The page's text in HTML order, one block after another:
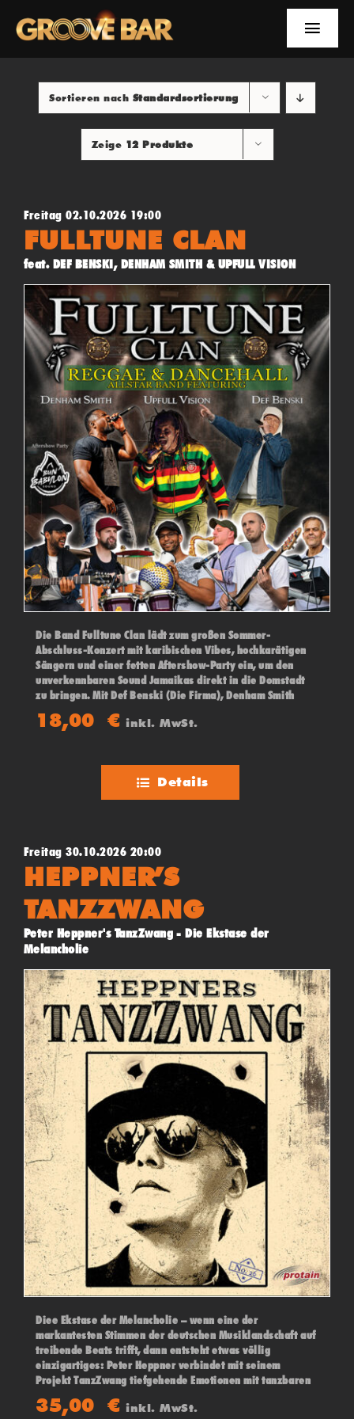
Inhalt
springen
Toggle
EVENTS
NEWS
YOUTUBE
INFOS
SUCHE
FACEBOOK
YOUTUBE
Sortieren nach Standardsortierung
Zeige 12 Produkte
Freitag 02.10.2026 19:00
FULLTUNE CLAN
feat. DEF BENSKI, DENHAM SMITH & UPFULL VISION
Die Band Fulltune Clan lädt zum großen Sommer-
Abschluss-Konzert mit karibischen Vibes, hochkarätigen
Sängern und einer fetten Aftershow-Party ein, um den
unverkennbaren Sound Jamaikas direkt in die Domstadt
zu bringen. Mit Def Benski (Die Firma), Denham Smith
18,00€ inkl. MwSt.
Details
Freitag 30.10.2026 20:00
HEPPNER’S
TANZZWANG
Peter Heppner's TanzZwang - Die Ekstase der
Melancholie
Diee Ekstase der Melancholie – wenn eine der
markantesten Stimmen der deutschen Musiklandschaft auf
treibende Beats trifft, dann entsteht etwas völlig
einzigartiges: Peter Heppner verbindet mit seinem
Projekt TanzZwang tiefgehende Emotionen mit tanzbaren
35,00€ inkl. MwSt.